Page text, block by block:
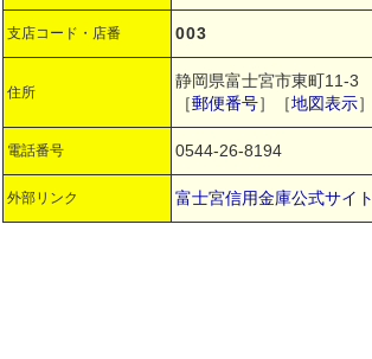
支店コード・店番 003
住所
静岡県富士宮市東町11-3
［郵便番号］［地図表示］
電話番号 0544-26-8194
外部リンク 富士宮信用金庫公式サイト